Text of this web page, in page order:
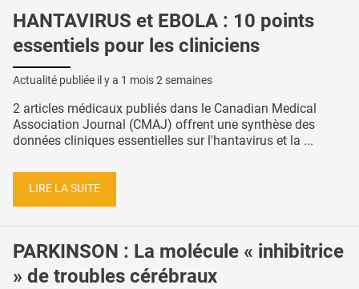
HANTAVIRUS et EBOLA : 10 points
essentiels pour les cliniciens
Actualité publiée il y a 1 mois 2 semaines
2 articles médicaux publiés dans le Canadian Medical
Association Journal (CMAJ) offrent une synthèse des
données cliniques essentielles sur l'hantavirus et la ...
LIRE LA SUITE
PARKINSON : La molécule « inhibitrice
» de troubles cérébraux